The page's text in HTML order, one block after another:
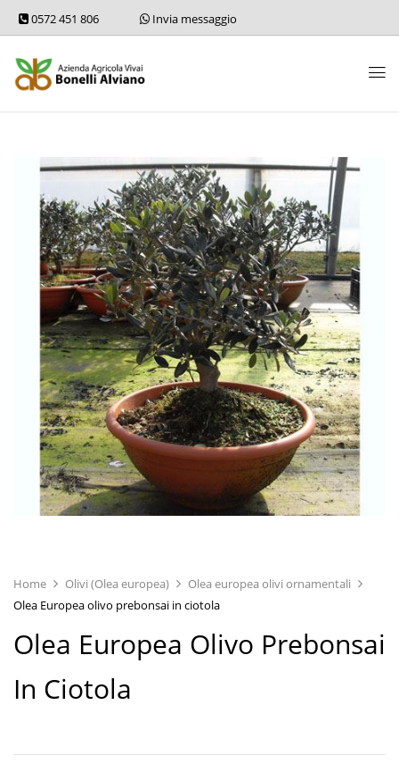
0572 451 806 Invia messaggio
Home Olivi (Olea europea)
Olea europea olivi ornamentali
Olea Europea olivo prebonsai in ciotola
Olea Europea Olivo Prebonsai
In Ciotola